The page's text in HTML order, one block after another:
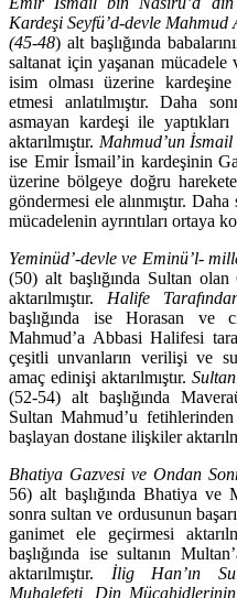
Kardeşi Sey­fü’d-devle
(45-48) alt başlığında
saltanat için yaşanan
isim olması üzerine kardeşine
etmesi anlatılmıştır. Daha
asmayan kardeşi ile
aktarılmıştır. Mahmud’un
ise Emir İsmail’in kardeşinin
üzerine böl­ge­ye doğru
göndermesi ele alın­mıştır.
mücadelenin ayrıntıları or­taya
Yeminüd’-devle ve Eminü’l-
(50) alt başlığında Sultan
aktarılmıştır. Ha­life
başlığında ise Horasan ve
Mahmud’a Abbasi Halifesi
çeşitli unvanların verilişi ve
amaç edinişi aktarılmıştır.
(52-54) alt başlığında
Sultan Mahmud’u
başlayan dostane ilişkiler
Bhatiya Gazvesi ve Ondan
56) alt başlığında Bhatiya ve
sonra sultan ve ordusunun
ganimet ele geçirmesi
başlığında ise sultanın
aktarılmıştır. İlig Han’ın
Muhalefeti, Din